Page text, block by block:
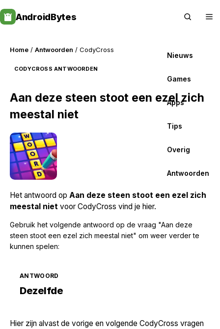
to
content
AndroidBytes
Nieuws
Games
Apps
Tips
Overig
Antwoorden
Home / Antwoorden / CodyCross
CODYCROSS ANTWOORDEN
Aan deze steen stoot een ezel zich
meestal niet
Het antwoord op Aan deze steen stoot een ezel zich
meestal niet voor CodyCross vind je hier.
Gebruik het volgende antwoord op de vraag "Aan deze
steen stoot een ezel zich meestal niet" om weer verder te
kunnen spelen:
ANTWOORD
Dezelfde
Hier zijn alvast de vorige en volgende CodyCross vragen